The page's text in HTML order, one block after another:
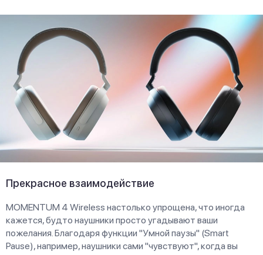
Прекрасное взаимодействие
MOMENTUM 4 Wireless настолько упрощена, что иногда
кажется, будто наушники просто угадывают ваши
пожелания. Благодаря функции "Умной паузы" (Smart
Pause), например, наушники сами "чувствуют", когда вы